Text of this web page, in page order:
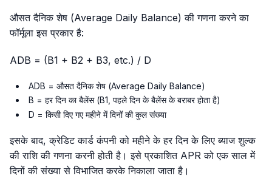
औसत दैनिक शेष (Average Daily Balance) की गणना करने का
फॉर्मूला इस प्रकार है:
ADB = (B1 + B2 + B3, etc.) / D
ADB = औसत दैनिक शेष (Average Daily Balance)
B = हर दिन का बैलेंस (B1, पहले दिन के बैलेंस के बराबर होता है)
D = किसी दिए गए महीने में दिनों की कुल संख्या
इसके बाद, क्रेडिट कार्ड कंपनी को महीने के हर दिन के लिए ब्याज शुल्क
की राशि की गणना करनी होती है। इसे प्रकाशित APR को एक साल में
दिनों की संख्या से विभाजित करके निकाला जाता है।